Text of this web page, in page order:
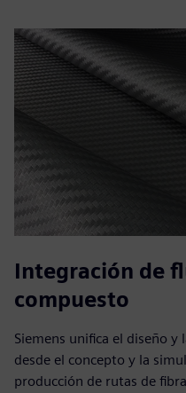
Integración de
compuesto
Siemens unifica el diseño
desde el concepto y la
producción de rutas de